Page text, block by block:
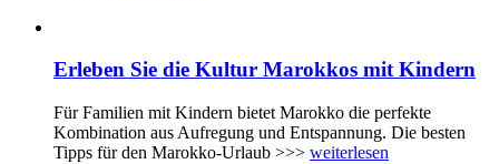
Erleben Sie die Kultur Marokkos mit Kindern
Für Familien mit Kindern bietet Marokko die perfekte
Kombination aus Aufregung und Entspannung. Die besten
Tipps für den Marokko-Urlaub >>> weiterlesen